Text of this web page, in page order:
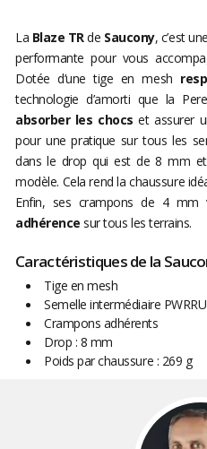
La Blaze TRde Saucony, c’est
performante pour vous
Dotée d’une tige en mesh
technologie d’amorti que la
absorber les chocs et assurer
pour une pratique sur tous les
dans le drop qui est de 8 mm
modèle. Cela rend la chaussure
Enfin, ses crampons de 4 mm
adhérence sur tous les terrains.
Caractéristiques de la
Tige en mesh
Semelle intermédiaire
Crampons adhérents
Drop : 8 mm
Poids par chaussure : 269 g